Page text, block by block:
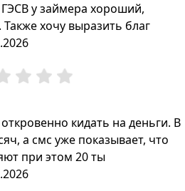
у займера хороший,
хочу выразить благ
кидать на деньги. В
а смс уже показывает, что
при этом 20 ты